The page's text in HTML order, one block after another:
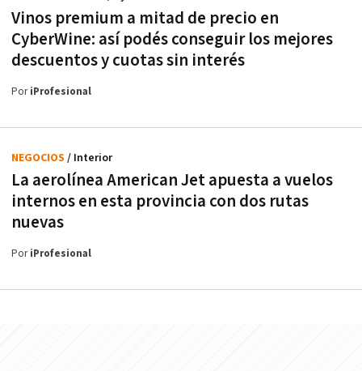
Vinos premium a mitad de precio en
CyberWine: así podés conseguir los mejores
descuentos y cuotas sin interés
PoriProfesional
La aerolínea American Jet apuesta a vuelos
internos en esta provincia con dos rutas
nuevas
NEGOCIOS / Interior
PoriProfesional